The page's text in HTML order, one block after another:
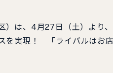
は、4月27日（土）より
を実現！ 「ライバルはお